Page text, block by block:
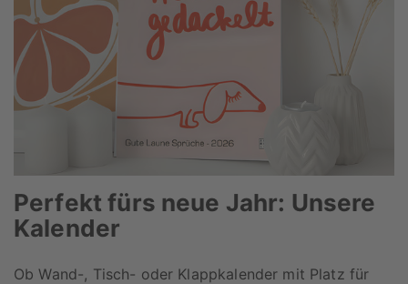
Perfekt fürs neue Jahr: Unsere
Kalender
Ob Wand-, Tisch- oder Klappkalender mit Platz für